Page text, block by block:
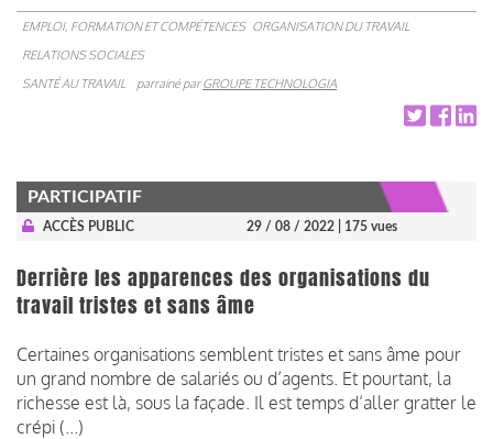
EMPLOI, FORMATION ET COMPÉTENCES ORGANISATION DU TRAVAIL
RELATIONS SOCIALES
SANTÉ AU TRAVAIL
parrainé parGROUPE TECHNOLOGIA
PARTICIPATIF
ACCÈS PUBLIC 29 / 08 / 2022 | 175 vues
Derrière les apparences des organisations du
travail tristes et sans âme
Certaines organisations semblent tristes et sans âme pour
un grand nombre de salariés ou d’agents. Et pourtant, la
richesse est là, sous la façade. Il est temps d’aller gratter le
crépi (...)